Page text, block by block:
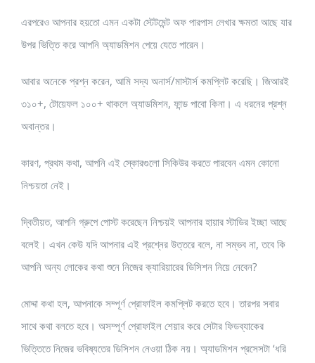
এরপরেও আপনার হয়তো এমন একটা স্টেটমেন্ট অফ পারপাস লেখার ক্ষমতা আছে যার
উপর ভিত্তি করে আপনি অ্যাডমিশন পেয়ে যেতে পারেন।
আবার অনেকে প্রশ্ন করেন, আমি সদ্য অনার্স/মাস্টার্স কমপ্লিট করেছি। জিআরই
৩১০+, টোয়েফল ১০০+ থাকলে অ্যাডমিশন, ফান্ড পাবো কিনা। এ ধরনের প্রশ্ন
অবান্তর।
কারণ, প্রথম কথা, আপনি এই স্কোরগুলো সিকিউর করতে পারবেন এমন কোনো
নিশ্চয়তা নেই।
দ্বিতীয়ত, আপনি গ্রুপে পোস্ট করেছেন নিশ্চয়ই আপনার হায়ার স্টাডির ইচ্ছা আছে
বলেই। এখন কেউ যদি আপনার এই প্রশ্নের উত্তরে বলে, না সম্ভব না, তবে কি
আপনি অন্য লোকের কথা শুনে নিজের ক্যারিয়ারের ডিসিশন নিয়ে নেবেন?
মোদ্দা কথা হল, আপনাকে সম্পূর্ণ প্রোফাইল কমপ্লিট করতে হবে। তারপর সবার
সাথে কথা বলতে হবে। অসম্পূর্ণ প্রোফাইল শেয়ার করে সেটার ফিডব্যাকের
ভিত্তিতে নিজের ভবিষ্যতের ডিসিশন নেওয়া ঠিক নয়। অ্যাডমিশন প্রসেসটা ‘ধরি